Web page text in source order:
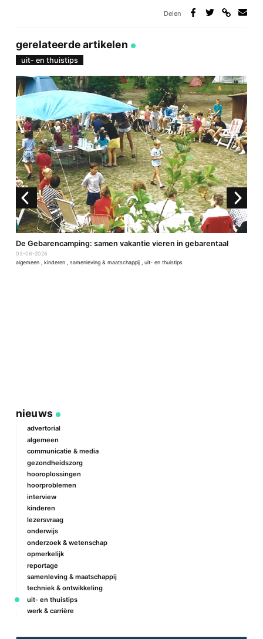
Delen
gerelateerde artikelen
uit- en thuistips
De Gebarencamping: samen vakantie vieren in gebarentaal
03-06-2026
algemeen
kinderen samenleving & maatschappij uit- en thuistips
nieuws
advertorial
algemeen
communicatie & media
gezondheidszorg
hooroplossingen
hoorproblemen
interview
kinderen
lezersvraag
onderwijs
onderzoek & wetenschap
opmerkelijk
reportage
samenleving & maatschappij
techniek & ontwikkeling
uit- en thuistips
werk & carrière